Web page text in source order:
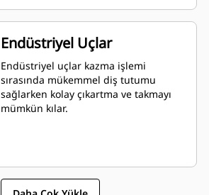
Endüstriyel Uçlar
Endüstriyel uçlar kazma işlemi
sırasında mükemmel diş tutumu
sağlarken kolay çıkartma ve takmayı
mümkün kılar.